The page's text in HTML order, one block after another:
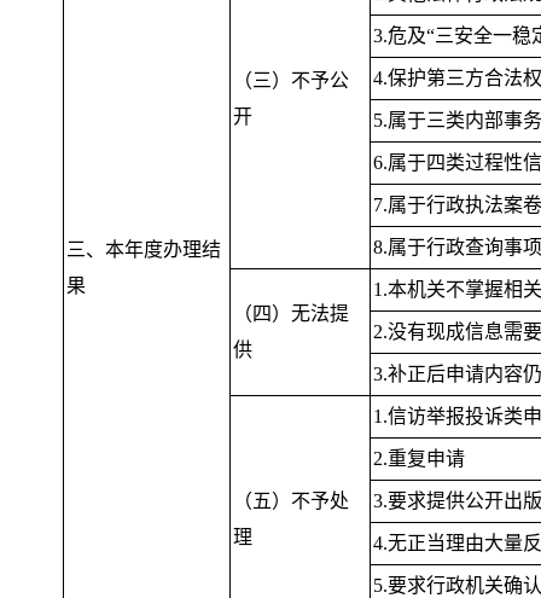
三、本年度办理结
果
（三）不予公
开
3.危及“三安全一稳
4.保护第三方合法
5.属于三类内部事
6.属于四类过程性
7.属于行政执法案
8.属于行政查询事
（四）无法提
供
1.本机关不掌握相
2.没有现成信息需
3.补正后申请内容
（五）不予处
理
1.信访举报投诉类
2.重复申请
3.要求提供公开出
4.无正当理由大量
5.要求行政机关确